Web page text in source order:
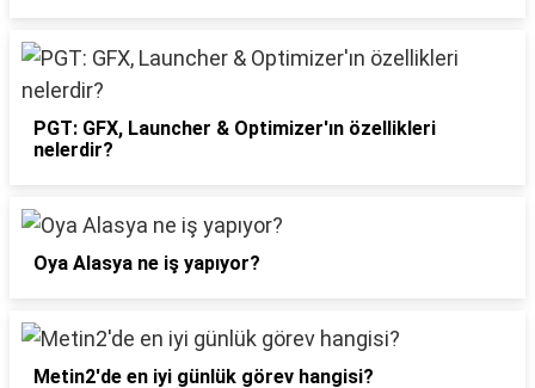
PGT: GFX, Launcher & Optimizer'ın özellikleri
nelerdir?
Oya Alasya ne iş yapıyor?
Metin2'de en iyi günlük görev hangisi?